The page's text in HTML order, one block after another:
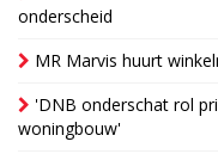
onderscheid
MR Marvis huurt
'DNB onderschat rol
woningbouw'